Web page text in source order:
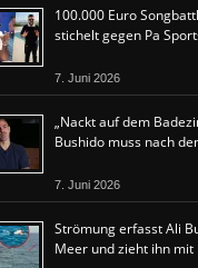
100.000 Euro
stichelt gegen Pa
7. Juni 2026
„Nackt auf dem
Bushido muss nach
7. Juni 2026
Strömung erfasst Ali
Meer und zieht ihn mit